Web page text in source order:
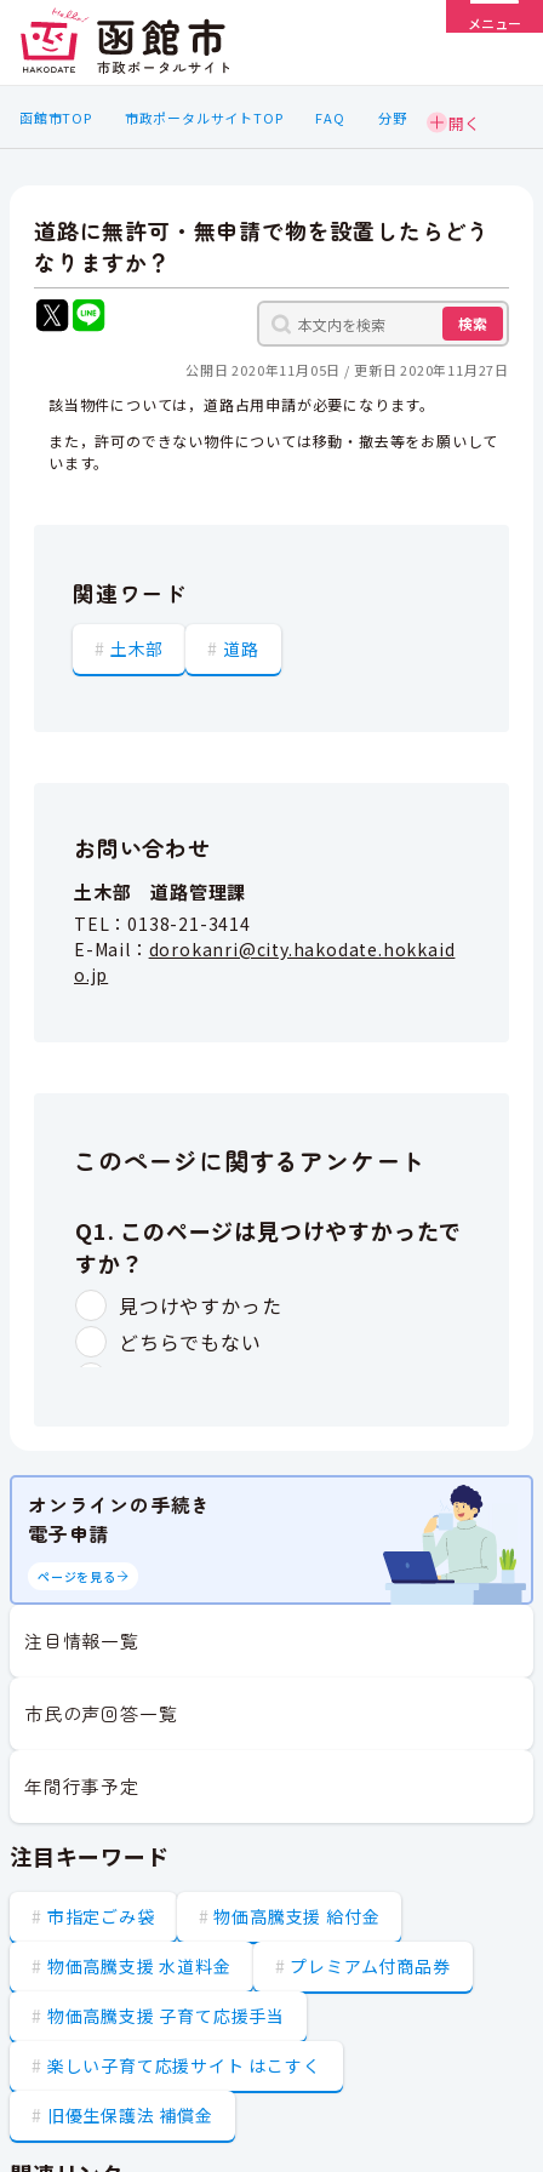
メニュー
函館市TOP 市政ポータルサイトTOP FAQ 分野
道路に無許可・無申請で物を設置したらどう
なりますか？
検索
公開日 2020年11月05日 更新日 2020年11月27日
該当物件については，道路占用申請が必要になります。
また，許可のできない物件については移動・撤去等をお願いして
います。
関連ワード
土木部 道路
お問い合わせ
土木部 道路管理課
TEL：0138-21-3414
E-Mail： dorokanri@city.hakodate.hokkaid
o.jp
このページに関するアンケート
オンラインの手続き
電子申請
ページを見る
注目情報一覧
市民の声回答一覧
年間行事予定
注目キーワード
市指定ごみ袋 物価高騰支援 給付金
物価高騰支援 水道料金 プレミアム付商品券
物価高騰支援 子育て応援手当
楽しい子育て応援サイト はこすく
旧優生保護法 補償金